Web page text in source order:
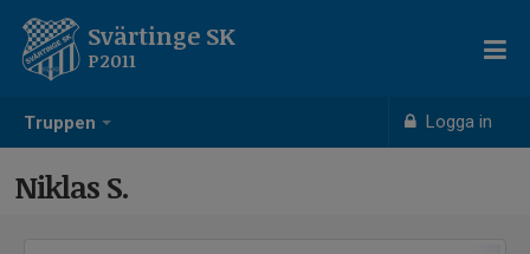
Truppen Logga in
Svärtinge SK
P2011
Niklas S.